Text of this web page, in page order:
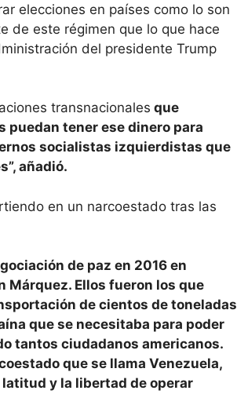
elecciones en países como lo son
de este régimen que lo que hace
del presidente Trump
transnacionales que
puedan tener ese dinero para
socialistas izquierdistas que
añadió.
en un narcoestado tras las
de paz en 2016 en
Márquez. Ellos fueron los que
de cientos de toneladas
que se necesitaba para poder
tantos ciudadanos americanos.
que se llama Venezuela,
y la libertad de operar